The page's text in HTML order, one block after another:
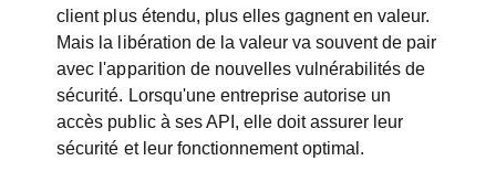
client plus étendu, plus elles gagnent en valeur.
Mais la libération de la valeur va souvent de pair
avec l'apparition de nouvelles vulnérabilités de
sécurité. Lorsqu'une entreprise autorise un
accès public à ses API, elle doit assurer leur
sécurité et leur fonctionnement optimal.